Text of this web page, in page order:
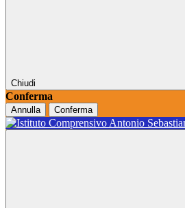
Chiudi
Conferma
Annulla Conferma